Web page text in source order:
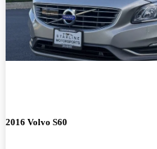
2016 Volvo S60